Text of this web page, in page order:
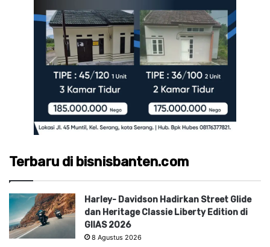
Terbaru di bisnisbanten.com
Harley- Davidson Hadirkan Street Glide
dan Heritage Classie Liberty Edition di
GIIAS 2026
8 Agustus 2026